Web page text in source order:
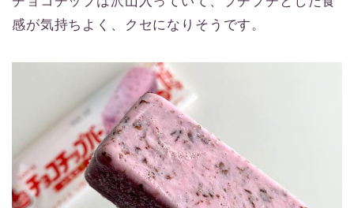
感が気持ちよく、クセになりそうです。